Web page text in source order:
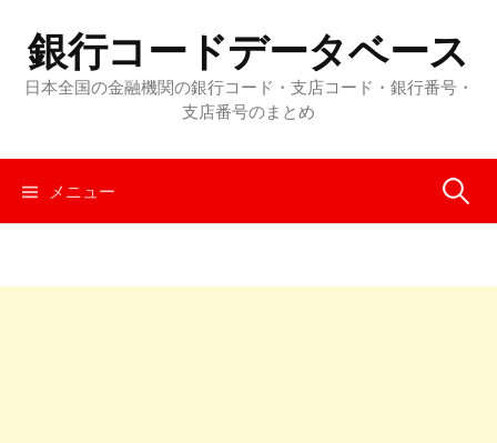
へ
キ
プ
銀行コードデータベース
日本全国の金融機関の銀行コード・支店コード・銀行番号・
支店番号のまとめ
メニュー 検